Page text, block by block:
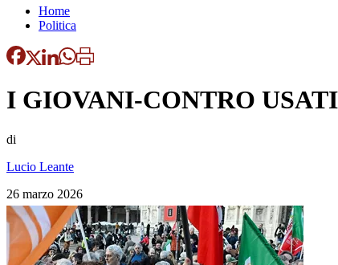
Home
Politica
I GIOVANI-CONTRO
di
Lucio Leante
26 marzo 2026